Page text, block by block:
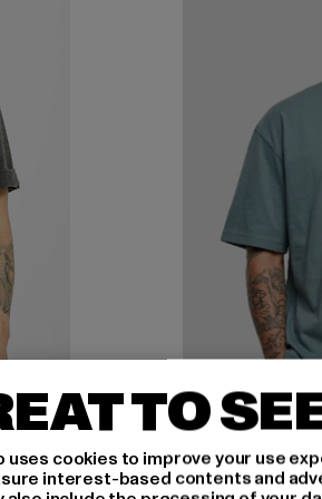
TO
uses cookies to improve your use
interest-based contents and